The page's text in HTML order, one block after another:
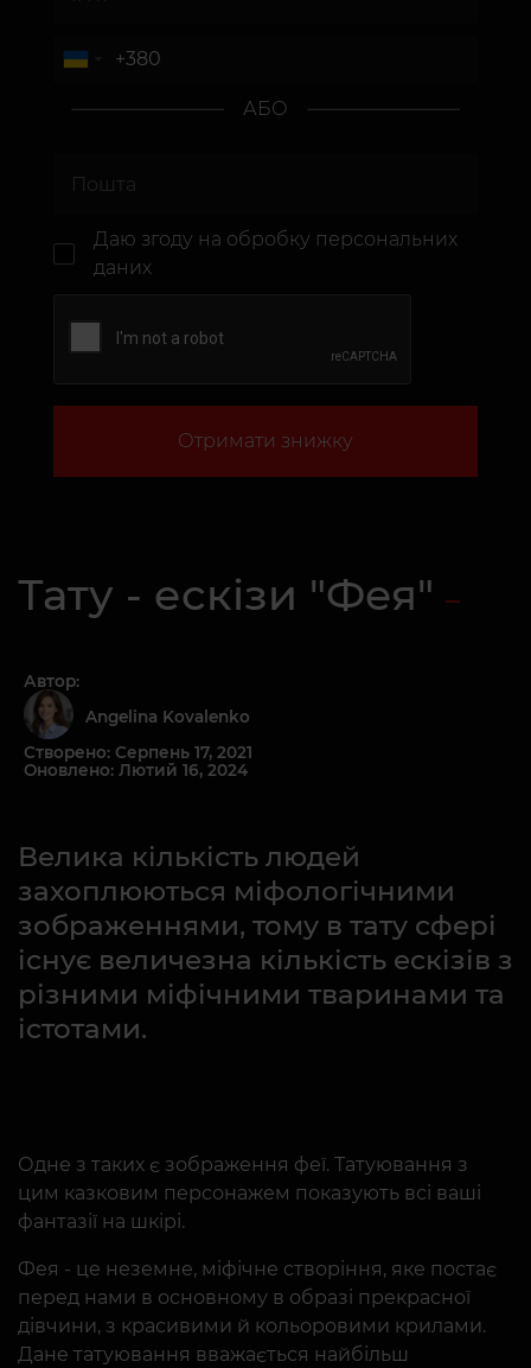
АБО
Даю згоду на обробку персональних
даних
Отримати знижку
Тату - ескізи "Фея"
Автор:
Angelina Kovalenko
Створено: Серпень 17, 2021
Оновлено: Лютий 16, 2024
Велика кількість людей
захоплюються міфологічними
зображеннями, тому в тату сфері
існує величезна кількість ескізів з
різними міфічними тваринами та
істотами.
Одне з таких є зображення феї. Татуювання з
цим казковим персонажем показують всі ваші
фантазії на шкірі.
Фея - це неземне, міфічне створіння, яке постає
перед нами в основному в образі прекрасної
дівчини, з красивими й кольоровими крилами.
Дане татуювання вважається найбільш